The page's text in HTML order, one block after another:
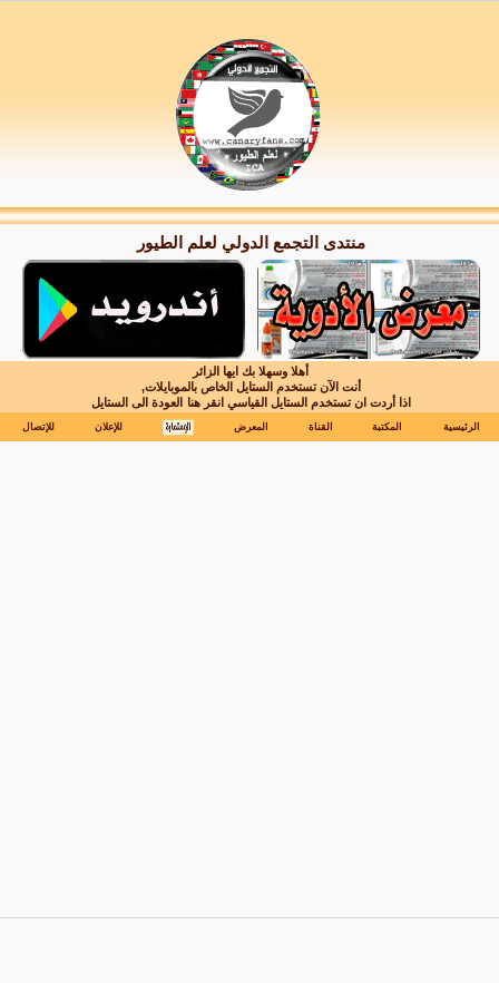
منتدى التجمع الدولي لعلم الطيور
أهلا وسهلا بك ايها الزائر
أنت الآن تستخدم الستايل الخاص بالموبايلات,
اذا أردت ان تستخدم الستايل القياسي انقر هنا العودة الى الستايل
الرئيسية المكتبة القناة المعرض للإعلان للإتصال